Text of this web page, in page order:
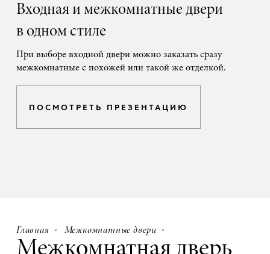
Входная и межкомнатные двери
в одном стиле
При выборе входной двери можно заказать сразу
межкомнатные с похожей или такой же отделкой.
ПОСМОТРЕТЬ ПРЕЗЕНТАЦИЮ
Главная Межкомнатные двери